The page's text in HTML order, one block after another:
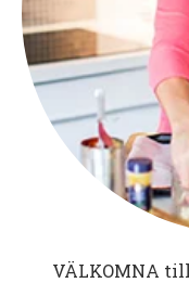
VÄLKOMNA till